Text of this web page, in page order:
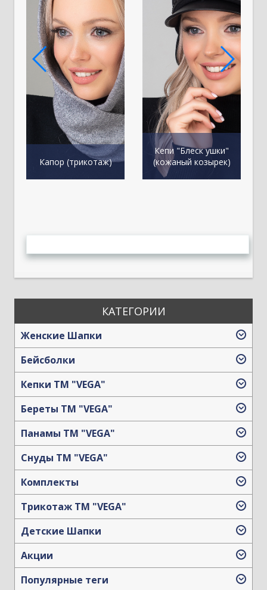
Капор (трикотаж)
Кепи "Блеск ушки"
(кожаный козырек)
КАТЕГОРИИ
Женские Шапки
Бейсболки
Кепки TM "VEGA"
Береты TM "VEGA"
Панамы TM "VEGA"
Снуды ТМ "VEGA"
Комплекты
Трикотаж TM "VEGA"
Детские Шапки
Акции
Популярные теги